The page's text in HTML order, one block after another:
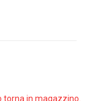
torna in magazzino.